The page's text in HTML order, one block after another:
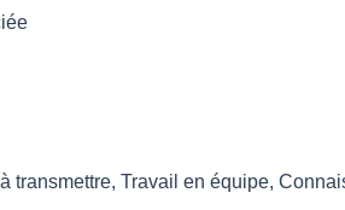
Travail en équipe,